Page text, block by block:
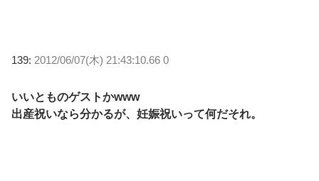
139: 2012/06/07(木) 21:43:10.66 0
いいとものゲストかwww
出産祝いなら分かるが、妊娠祝いって何だそれ。